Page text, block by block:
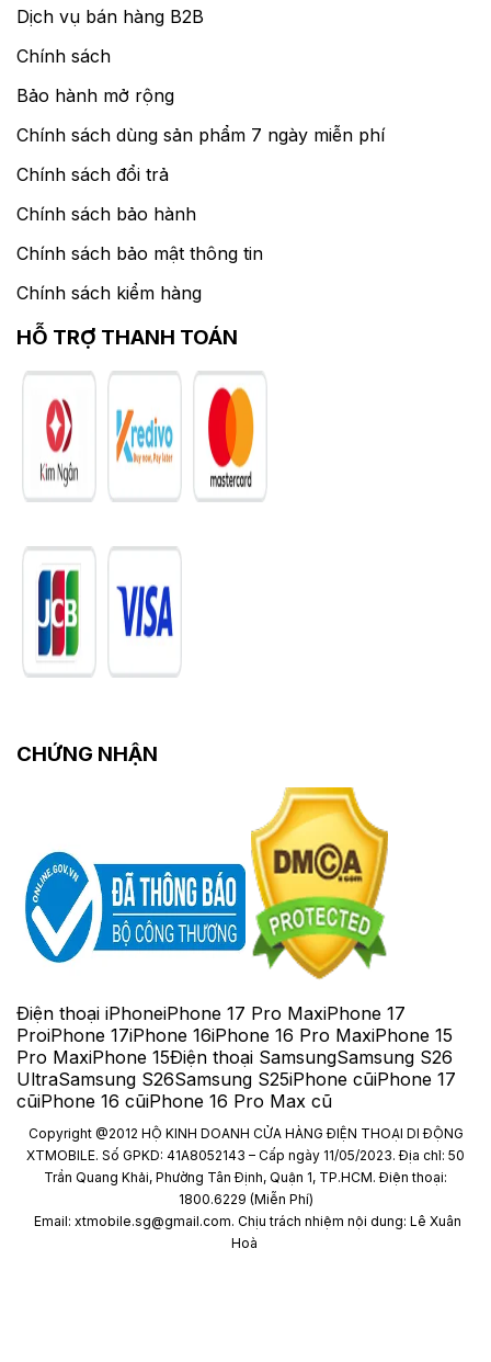
Dịch vụ bán hàng B2B
Chính sách
Bảo hành mở rộng
Chính sách dùng sản phẩm 7 ngày miễn phí
Chính sách đổi trả
Chính sách bảo hành
Chính sách bảo mật thông tin
Chính sách kiểm hàng
HỖ TRỢ THANH TOÁN
CHỨNG NHẬN
Điện thoại iPhoneiPhone 17 Pro MaxiPhone 17
ProiPhone 17iPhone 16iPhone 16 Pro MaxiPhone 15
Pro MaxiPhone 15Điện thoại SamsungSamsung S26
UltraSamsung S26Samsung S25iPhone cũiPhone 17
cũiPhone 16 cũiPhone 16 Pro Max cũ
Copyright @2012 HỘ KINH DOANH CỬA HÀNG ĐIỆN THOẠI DI ĐỘNG
XTMOBILE. Số GPKD: 41A8052143 – Cấp ngày 11/05/2023. Địa chỉ: 50
Trần Quang Khải, Phường Tân Định, Quận 1, TP.HCM. Điện thoại:
1800.6229 (Miễn Phí)
Email: xtmobile.sg@gmail.com. Chịu trách nhiệm nội dung: Lê Xuân
Hoà